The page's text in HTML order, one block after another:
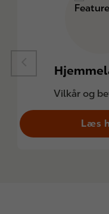
Vilkår og
Læs